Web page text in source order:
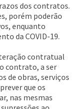
dos contratos.
porém poderão
enquanto
da COVID-19.
contratual
contrato, a ser
de obras, serviços
que os
nas mesmas